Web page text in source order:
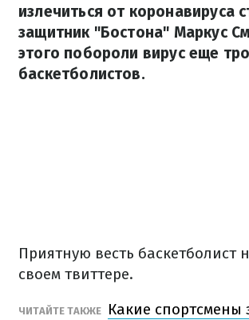
излечиться от коронавируса
защитник "Бостона" Маркус
этого побороли вирус еще
баскетболистов.
Приятную весть баскетболист
своем твиттере.
ЧИТАЙТЕ ТАКЖЕ
Какие спортсмены